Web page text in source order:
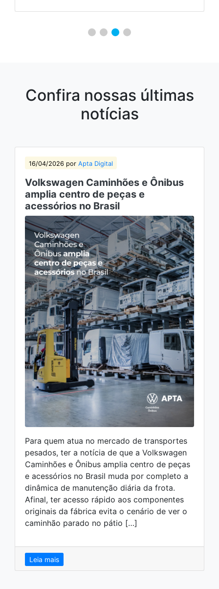
Confira nossas últimas
notícias
16/04/2026 por Apta Digital
Volkswagen Caminhões e Ônibus
amplia centro de peças e
acessórios no Brasil
Para quem atua no mercado de transportes
pesados, ter a notícia de que a Volkswagen
Caminhões e Ônibus amplia centro de peças
e acessórios no Brasil muda por completo a
dinâmica de manutenção diária da frota.
Afinal, ter acesso rápido aos componentes
originais da fábrica evita o cenário de ver o
caminhão parado no pátio […]
Leia mais